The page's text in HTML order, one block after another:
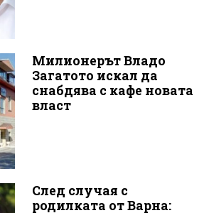
Милионерът Владо
Загатото искал да
снабдява с кафе новата
власт
След случая с
родилката от Варна: